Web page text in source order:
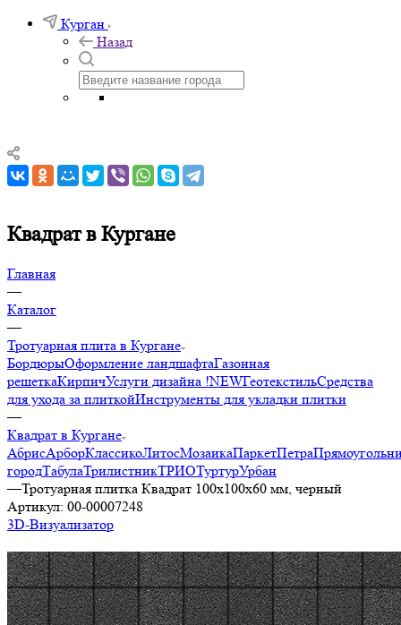
Курган
Назад
Квадрат в Кургане
Главная
—
Каталог
—
Тротуарная плита в Кургане
БордюрыОформление ландшафтаГазонная
решеткаКирпичУслуги дизайна !NEWГеотекстильСредства
для ухода за плиткойИнструменты для укладки плитки
—
Квадрат в Кургане
АбрисАрборКлассикоЛитосМозаикаПаркетПетра
городТабулаТрилистникТРИОТуртурУрбан
—Тротуарная плитка Квадрат 100х100х60 мм, черный
Артикул: 00-00007248
3D-Визуализатор